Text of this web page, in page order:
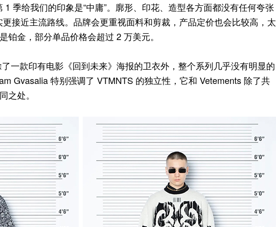
季给我们的印象是“中庸”。廓形、印花、造型各方面都没有任何夸张
接近主流路线。品牌会更重视面料和剪裁，产品定价也会比较高，太
铂金，部分单品价格会超过 2 万美元。
一款印有电影《回到未来》海报的卫衣外，整个系列几乎没有明显的
Gvasalia 特别强调了 VTMNTS 的独立性，它和 Vetements 除了共
之处。